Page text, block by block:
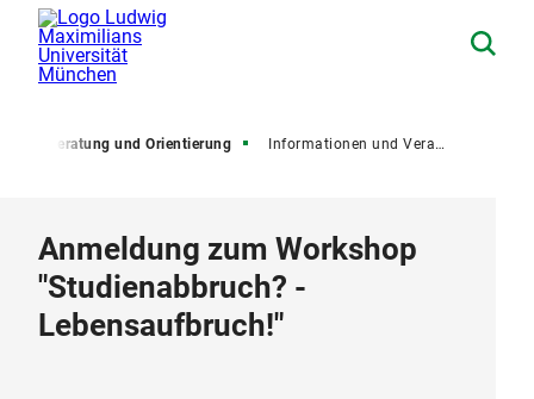
Beratung und Orientierung Informationen und Veranstaltungen
Anmeldung zum Workshop
"Studienabbruch? -
Lebensaufbruch!"